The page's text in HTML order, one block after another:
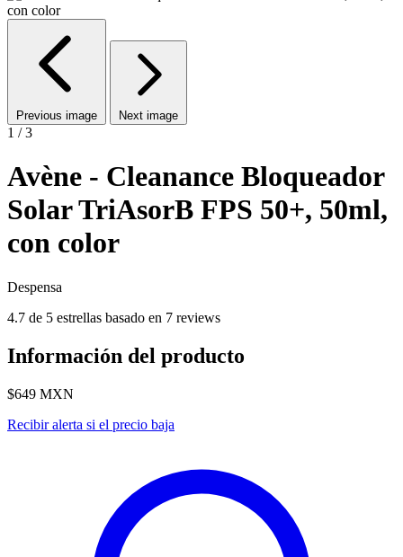
Previous image Next image
1 / 3
Avène - Cleanance Bloqueador
Solar TriAsorB FPS 50+, 50ml,
con color
Despensa
4.7 de 5 estrellas basado en 7 reviews
Información del producto
$649 MXN
Recibir alerta si el precio baja